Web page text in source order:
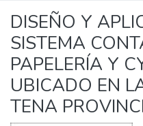
Estadísticas Externas
DISEÑO Y
SISTEMA
PAPELERÍA Y
UBICADO EN
TENA